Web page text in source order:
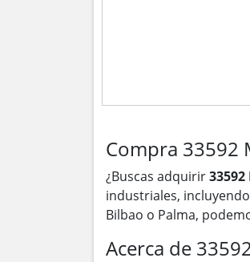
Compra 33592
¿Buscas adquirir33592
industriales, incluyendo
Bilbao o Palma,
Acerca de